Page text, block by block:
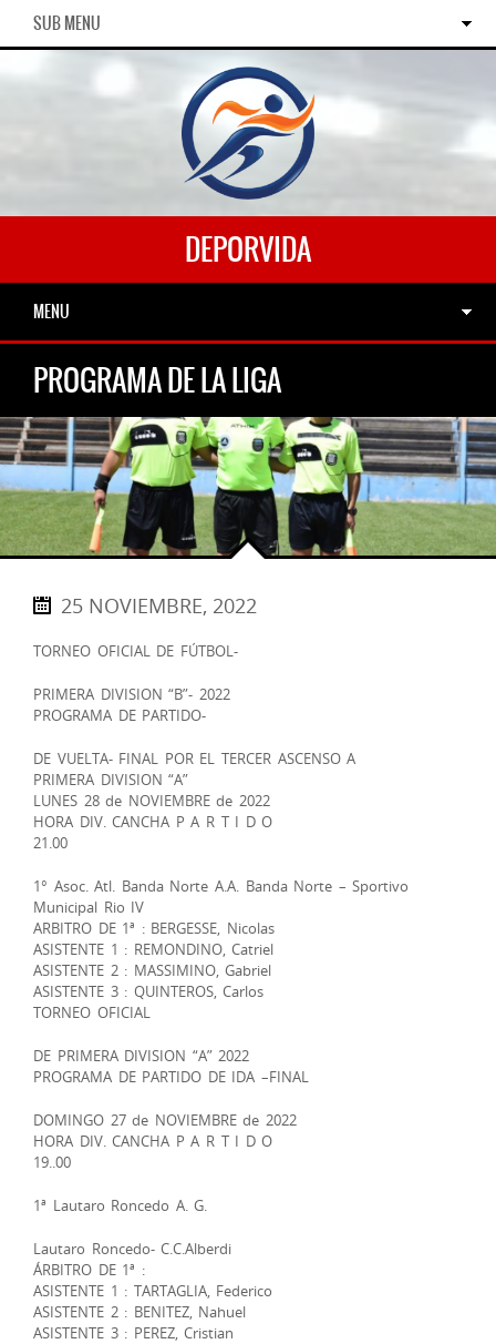
SUB MENU
DEPORVIDA
MENU
PROGRAMA DE LA LIGA
25 NOVIEMBRE, 2022
TORNEO OFICIAL DE FÚTBOL-
PRIMERA DIVISION “B”- 2022
PROGRAMA DE PARTIDO-
DE VUELTA- FINAL POR EL TERCER ASCENSO A
PRIMERA DIVISION “A”
LUNES 28 de NOVIEMBRE de 2022
HORA DIV. CANCHA P A R T I D O
21.00
1° Asoc. Atl. Banda Norte A.A. Banda Norte – Sportivo
Municipal Rio IV
ARBITRO DE 1ª : BERGESSE, Nicolas
ASISTENTE 1 : REMONDINO, Catriel
ASISTENTE 2 : MASSIMINO, Gabriel
ASISTENTE 3 : QUINTEROS, Carlos
TORNEO OFICIAL
DE PRIMERA DIVISION “A” 2022
PROGRAMA DE PARTIDO DE IDA –FINAL
DOMINGO 27 de NOVIEMBRE de 2022
HORA DIV. CANCHA P A R T I D O
19..00
1ª Lautaro Roncedo A. G.
Lautaro Roncedo- C.C.Alberdi
ÁRBITRO DE 1ª :
ASISTENTE 1 : TARTAGLIA, Federico
ASISTENTE 2 : BENITEZ, Nahuel
ASISTENTE 3 : PEREZ, Cristian